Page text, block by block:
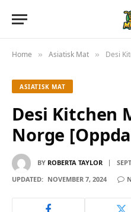
Home » Asiatisk Mat » Desi
ASIATISK MAT
Desi Kitchen
Norge
BY ROBERTA TAYLOR
UPDATED: NOVEMBER 7, 2024